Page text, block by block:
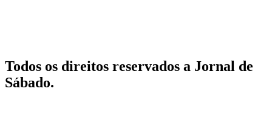
Todos os direitos reservados a Jornal de
Sábado.